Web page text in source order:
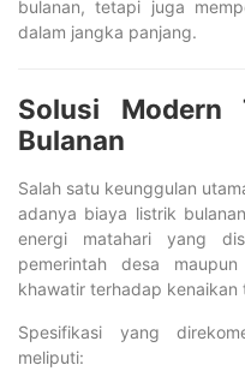
bulanan, tetapi juga
dalam jangka panjang.
Solusi Modern
Bulanan
Salah satu keunggulan
adanya biaya listrik
energi matahari yang
pemerintah desa
khawatir terhadap kenaikan
Spesifikasi yang
meliputi: